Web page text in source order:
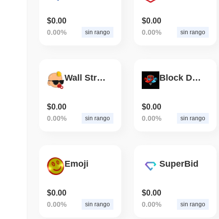
$0.00
0.00% sin rango
$0.00
0.00% sin rango
Wall Street baby
$0.00
0.00% sin rango
Block Duelers
$0.00
0.00% sin rango
Emoji
$0.00
0.00% sin rango
SuperBid
$0.00
0.00% sin rango